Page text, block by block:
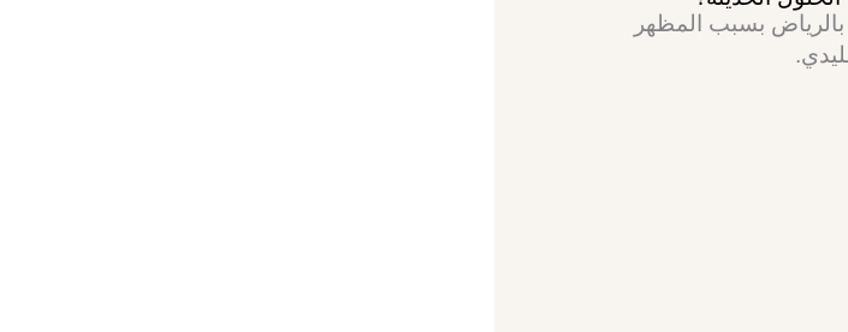
بسبب المظهر